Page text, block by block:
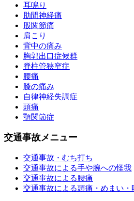
耳鳴り
肋間神経痛
股関節痛
肩こり
背中の痛み
胸郭出口症候群
脊柱管狭窄症
腰痛
膝の痛み
自律神経失調症
頭痛
顎関節症
交通事故メニュー
交通事故・むち打ち
交通事故による手や腕への怪我
交通事故による腰痛
交通事故による頭痛・めまい・